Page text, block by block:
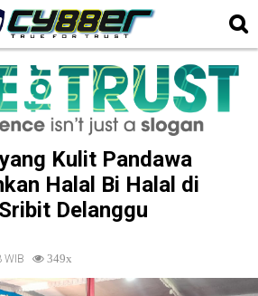
Kulit Pandawa
Halal Bi Halal di
Delanggu
WIB
349x